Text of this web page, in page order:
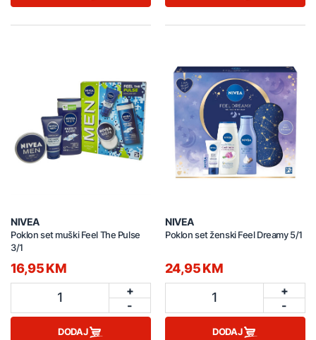
NIVEA
Poklon set muški Feel The Pulse
3/1
16,95 KM
1
+
-
DODAJ
NIVEA
Poklon set ženski Feel Dreamy 5/1
24,95 KM
1
+
-
DODAJ